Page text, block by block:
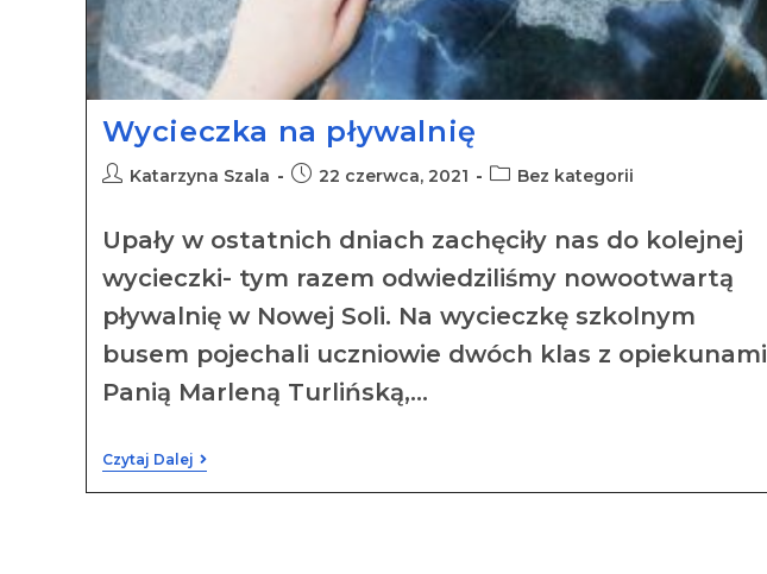
Wycieczka na pływalnię
Katarzyna Szala 22 czerwca, 2021 Bez kategorii
Upały w ostatnich dniach zachęciły nas do kolejnej
wycieczki- tym razem odwiedziliśmy nowootwartą
pływalnię w Nowej Soli. Na wycieczkę szkolnym
busem pojechali uczniowie dwóch klas z opiekunami
Panią Marleną Turlińską,…
Czytaj Dalej